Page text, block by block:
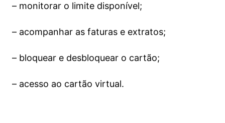
– monitorar o limite disponível;
– acompanhar as faturas e extratos;
– bloquear e desbloquear o cartão;
– acesso ao cartão virtual.